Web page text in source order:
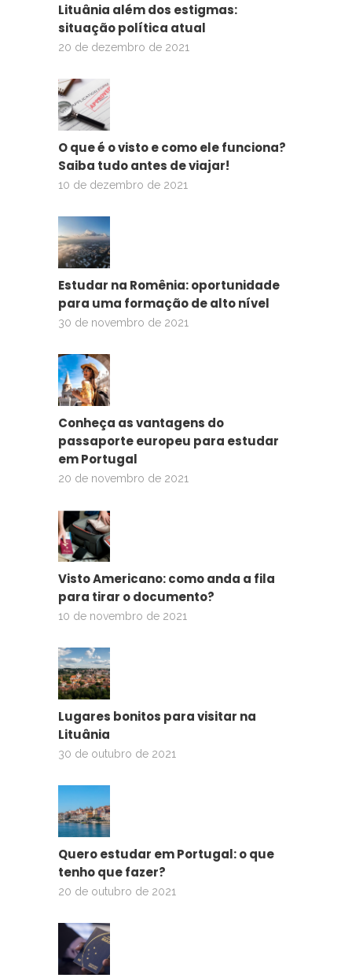
Lituânia além dos estigmas:
situação política atual
20 de dezembro de 2021
O que é o visto e como ele funciona?
Saiba tudo antes de viajar!
10 de dezembro de 2021
Estudar na Romênia: oportunidade
para uma formação de alto nível
30 de novembro de 2021
Conheça as vantagens do
passaporte europeu para estudar
em Portugal
20 de novembro de 2021
Visto Americano: como anda a fila
para tirar o documento?
10 de novembro de 2021
Lugares bonitos para visitar na
Lituânia
30 de outubro de 2021
Quero estudar em Portugal: o que
tenho que fazer?
20 de outubro de 2021